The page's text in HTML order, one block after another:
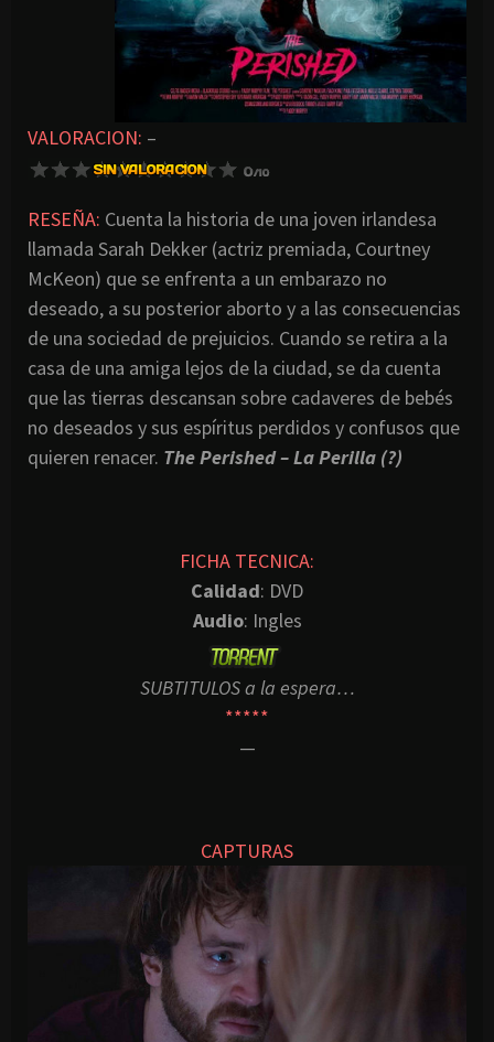
VALORACION: –
RESEÑA: Cuenta la historia de una joven irlandesa
llamada Sarah Dekker (actriz premiada, Courtney
McKeon) que se enfrenta a un embarazo no
deseado, a su posterior aborto y a las consecuencias
de una sociedad de prejuicios. Cuando se retira a la
casa de una amiga lejos de la ciudad, se da cuenta
que las tierras descansan sobre cadaveres de bebés
no deseados y sus espíritus perdidos y confusos que
quieren renacer. The Perished – La Perilla (?)
FICHA TECNICA:
Calidad: DVD
Audio: Ingles
SUBTITULOS a la espera…
*****
—
CAPTURAS